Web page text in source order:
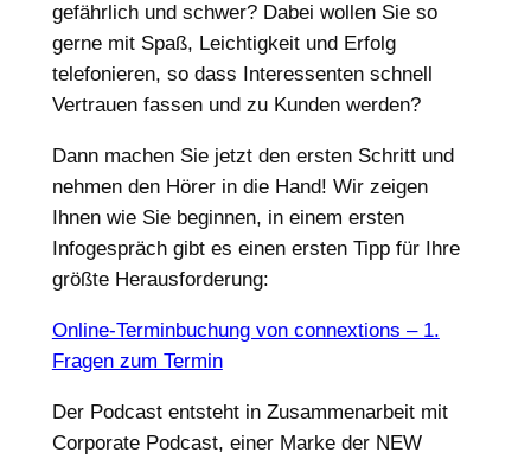
gefährlich und schwer? Dabei wollen Sie so
gerne mit Spaß, Leichtigkeit und Erfolg
telefonieren, so dass Interessenten schnell
Vertrauen fassen und zu Kunden werden?
Dann machen Sie jetzt den ersten Schritt und
nehmen den Hörer in die Hand! Wir zeigen
Ihnen wie Sie beginnen, in einem ersten
Infogespräch gibt es einen ersten Tipp für Ihre
größte Herausforderung:
Online-Terminbuchung von connextions – 1.
Fragen zum Termin
Der Podcast entsteht in Zusammenarbeit mit
Corporate Podcast, einer Marke der NEW